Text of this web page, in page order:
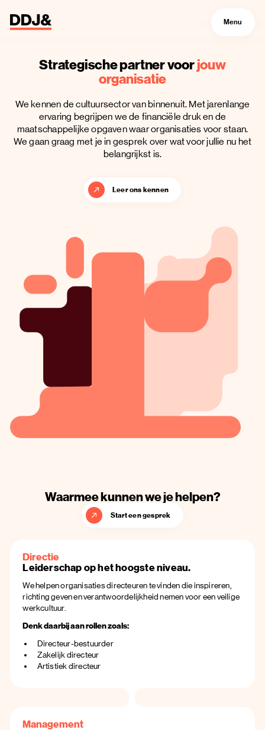
Menu
Strategische partner voorjouw
organisatie
We kennen de cultuursector van binnenuit. Met jarenlange
ervaring begrijpen we de financiële druk en de
maatschappelijke opgaven waar organisaties voor staan.
We gaan graag met je in gesprek over wat voor jullie nu het
belangrijkst is.
Leer ons kennen
Waarmee kunnen we je helpen?
Start een gesprek
Directie
Leiderschap op het hoogste niveau.
We helpen organisaties directeuren te vinden die inspireren,
richting geven en verantwoordelijkheid nemen voor een veilige
werkcultuur.
Denk daarbij aan rollen zoals:
Directeur-bestuurder
Zakelijk directeur
Artistiek directeur
Management